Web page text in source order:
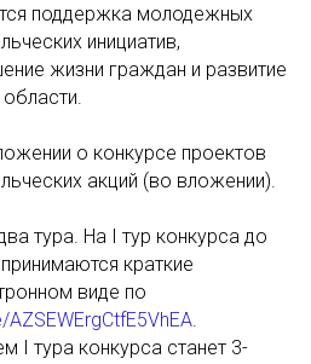
поддержка молодежных
инициатив,
жизни граждан и развитие
о конкурсе проектов
акций (во вложении).
тура. На I тур конкурса до
краткие
виде по
.
I тура конкурса станет 3-